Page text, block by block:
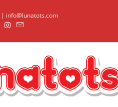
info@lunatots.com